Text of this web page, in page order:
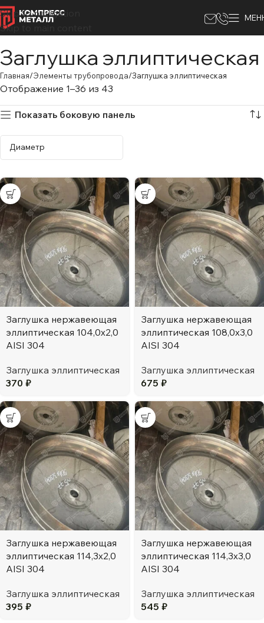
Skip to navigation
Skip to main content
Заглушка эллиптическая
Главная Элементы трубопровода Заглушка эллиптическая
Отображение 1–36 из 43
Показать боковую панель
Заглушка нержавеющая
эллиптическая 104,0х2,0
AISI 304
Заглушка эллиптическая
370 ₽
Заглушка нержавеющая
эллиптическая 108,0х3,0
AISI 304
Заглушка эллиптическая
675 ₽
Заглушка нержавеющая
эллиптическая 114,3х2,0
AISI 304
Заглушка эллиптическая
395 ₽
Заглушка нержавеющая
эллиптическая 114,3х3,0
AISI 304
Заглушка эллиптическая
545 ₽